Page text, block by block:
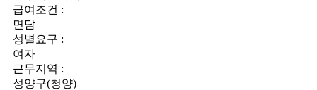
급여조건 :
면담
성별요구 :
여자
근무지역 :
성양구(청양)